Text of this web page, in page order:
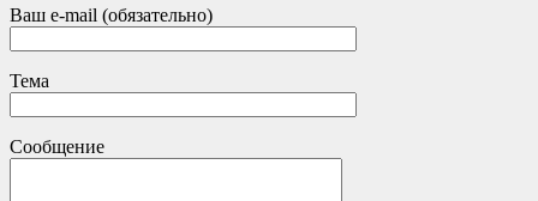
Ваш e-mail (обязательно)
Тема
Сообщение